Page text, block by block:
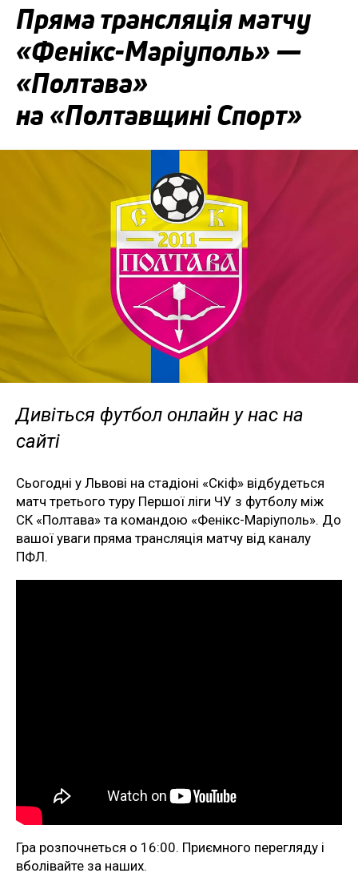
Пряма трансляція матчу
«Фенікс-Маріуполь» —
«Полтава»
на «Полтавщині Спорт»
Дивіться футбол онлайн у нас на
сайті
Сьогодні у Львові на стадіоні «Скіф» відбудеться
матч третього туру Першої ліги ЧУ з футболу між
СК «Полтава» та командою «Фенікс-Маріуполь». До
вашої уваги пряма трансляція матчу від каналу
ПФЛ.
Гра розпочнеться о 16:00. Приємного перегляду і
вболівайте за наших.